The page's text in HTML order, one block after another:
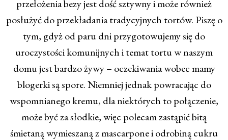
przełożenia bezy jest dość sztywny i może również
posłużyć do przekładania tradycyjnych tortów. Piszę o
tym, gdyż od paru dni przygotowujemy się do
uroczystości komunijnych i temat tortu w naszym
domu jest bardzo żywy – oczekiwania wobec mamy
blogerki są spore. Niemniej jednak powracając do
wspomnianego kremu, dla niektórych to połączenie,
może być za słodkie, więc polecam zastąpić bitą
śmietaną wymieszaną z mascarpone i odrobiną cukru